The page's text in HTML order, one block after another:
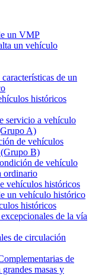
un VMP
un vehículo
de un
históricos
servicio a vehículo
A)
de vehículos
B)
de vehículo
ordinario
vehículos históricos
un vehículo histórico
históricos
de la vía
de circulación
de
masas y